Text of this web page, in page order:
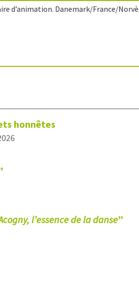
d’animation. Danemark/France/
honnêtes
l’essence de la danse”